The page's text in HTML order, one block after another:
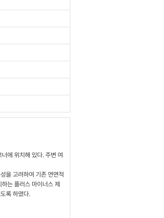
에 위치해 있다. 주변 여
을 고려하여 기존 연면적
는 플러스 마이너스 제
록 하였다.